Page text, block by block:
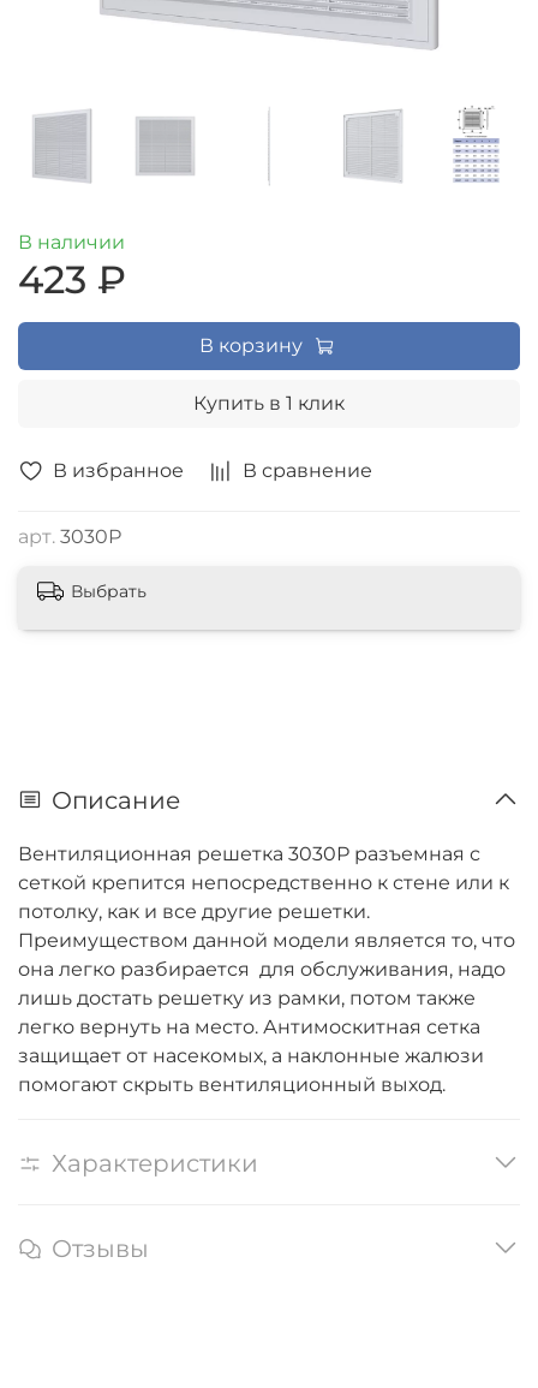
В избранное В сравнение
арт. 3030Р
В наличии
423 ₽
В корзину
Купить в 1 клик
Выбрать
Описание
Вентиляционная решетка 3030Р разъемная с
сеткой крепится непосредственно к стене или к
потолку, как и все другие решетки.
Преимуществом данной модели является то, что
она легко разбирается для обслуживания, надо
лишь достать решетку из рамки, потом также
легко вернуть на место. Антимоскитная сетка
защищает от насекомых, а наклонные жалюзи
помогают скрыть вентиляционный выход.
Характеристики
Отзывы